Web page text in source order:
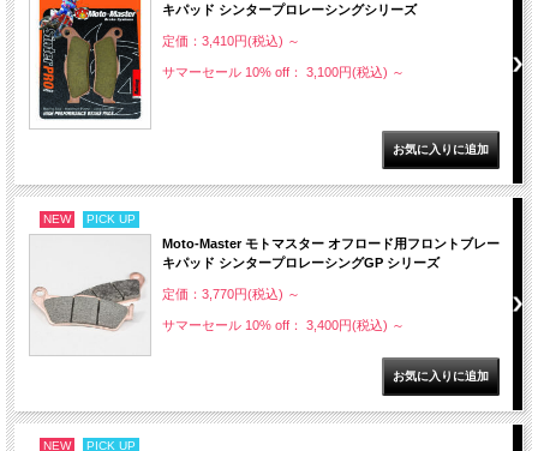
キパッド シンタープロレーシングシリーズ
定価：3,410円(税込) ～
サマーセール 10% off： 3,100円(税込) ～
NEW PICK UP
Moto-Master モトマスター オフロード用フロントブレー
キパッド シンタープロレーシングGP シリーズ
定価：3,770円(税込) ～
サマーセール 10% off： 3,400円(税込) ～
NEW PICK UP